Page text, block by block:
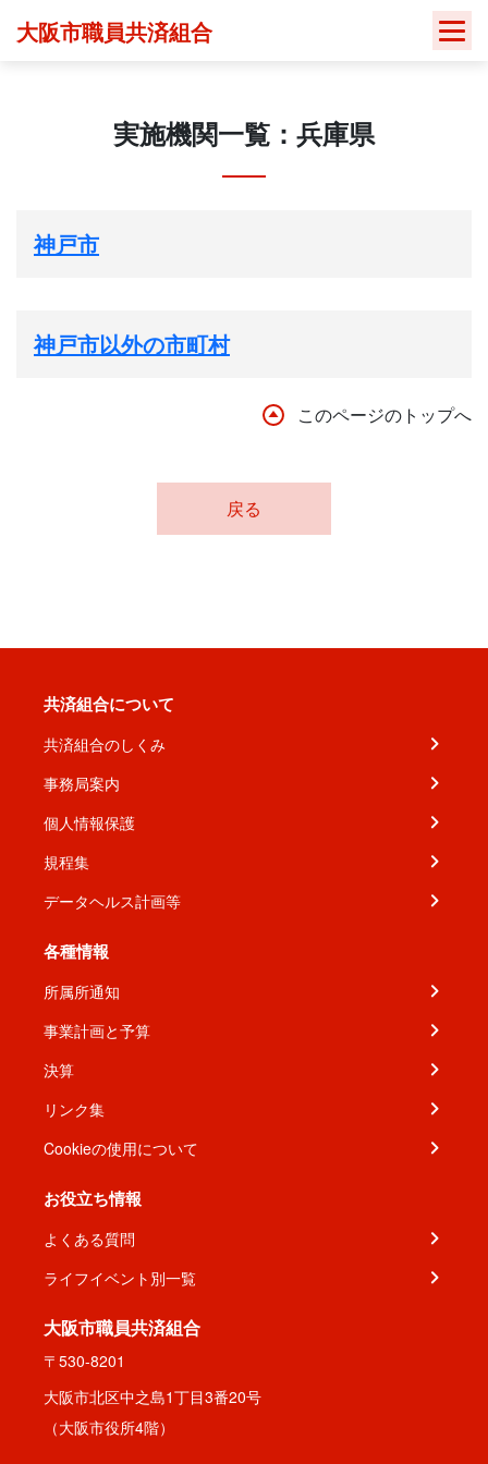
大阪市職員共済組合
実施機関一覧：兵庫県
神戸市
神戸市以外の市町村
このページのトップへ
戻る
共済組合について
共済組合のしくみ
事務局案内
個人情報保護
規程集
データヘルス計画等
各種情報
所属所通知
事業計画と予算
決算
リンク集
Cookieの使用について
お役立ち情報
よくある質問
ライフイベント別一覧
大阪市職員共済組合
〒530-8201
大阪市北区中之島1丁目3番20号
（大阪市役所4階）